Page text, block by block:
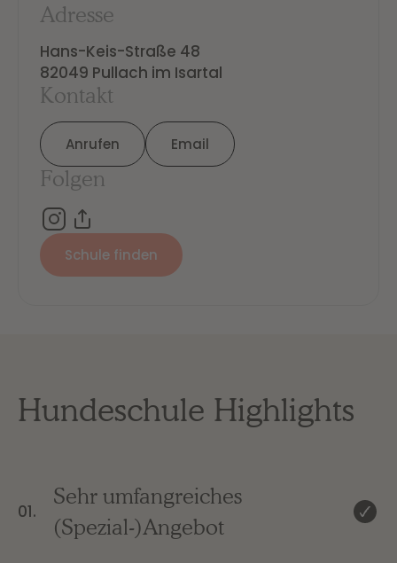
Adresse
Hans-Keis-Straße 48
82049 Pullach im Isartal
Kontakt
Anrufen Email
Folgen
Schule finden
Hundeschule Highlights
01.
Sehr umfangreiches
(Spezial-)Angebot